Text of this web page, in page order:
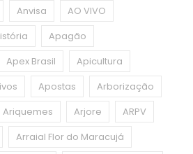
Anvisa
AO VIVO
Apagão
Apex Brasil
Apicultura
Apostas
Arborização
Ariquemes Arjore
ARPV
Arraial Flor do Maracujá